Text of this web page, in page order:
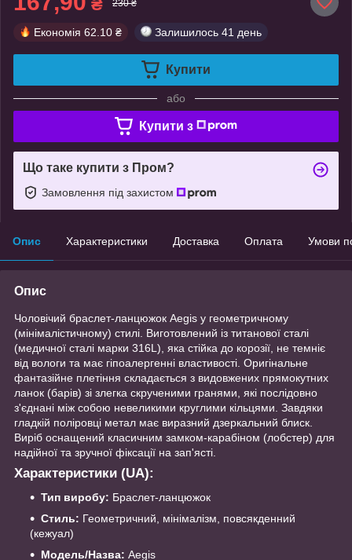
₴ 230 ₴
Економія 62.10 ₴ Залишилось 41 день
Купити
або
Купити з
Що таке купити з Пром?
Замовлення під захистом
Опис Характеристики Доставка Оплата Умови
Опис
Чоловічий браслет-ланцюжок Aegis у геометричному
(мінімалістичному) стилі. Виготовлений із титанової сталі
(медичної сталі марки 316L), яка стійка до корозії, не темніє
від вологи та має гіпоалергенні властивості. Оригінальне
фантазійне плетіння складається з видовжених прямокутних
ланок (барів) зі злегка скрученими гранями, які послідовно
з'єднані між собою невеликими круглими кільцями. Завдяки
гладкій поліровці метал має виразний дзеркальний блиск.
Виріб оснащений класичним замком-карабіном (лобстер) для
надійної та зручної фіксації на зап'ясті.
Характеристики (UA):
Тип виробу: Браслет-ланцюжок
Стиль: Геометричний, мінімалізм, повсякденний
(кежуал)
Модель/Назва: Aegis